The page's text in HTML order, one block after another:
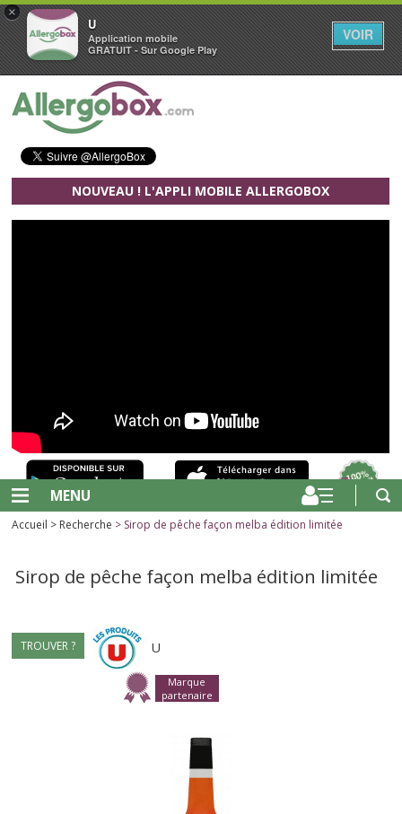
×
U
Application mobile
GRATUIT - Sur Google Play
VOIR
Aller au contenu principal
NOUVEAU ! L'APPLI MOBILE ALLERGOBOX
MENU
Accueil > Recherche > Sirop de pêche façon melba édition limitée
Sirop de pêche façon melba édition limitée
TROUVER ? U
Marque
partenaire